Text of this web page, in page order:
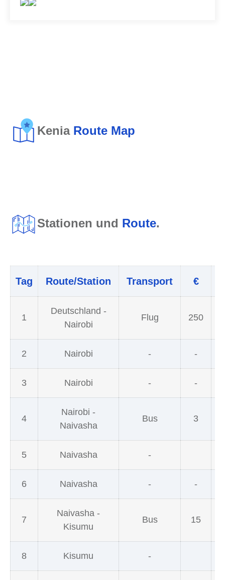
Kenia Route Map
Stationen und Route.
Tag Route/Station Transport €
1
Deutschland -
Nairobi
Flug 250
2 Nairobi - -
3 Nairobi - -
4
Nairobi -
Naivasha
Bus 3
5 Naivasha -
6 Naivasha - -
7
Naivasha -
Kisumu
Bus 15
8 Kisumu -